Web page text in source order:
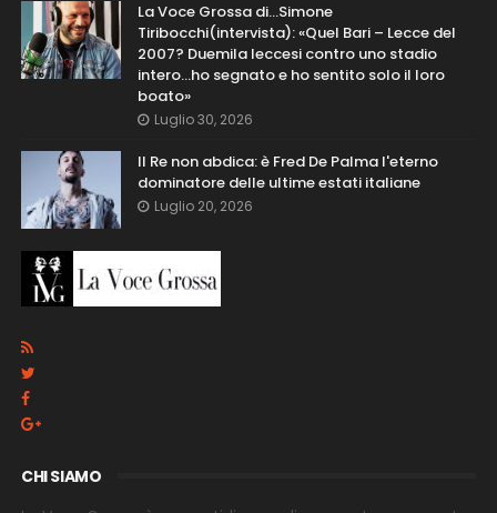
La Voce Grossa di…Simone
Tiribocchi(intervista): «Quel Bari – Lecce del
2007? Duemila leccesi contro uno stadio
intero...ho segnato e ho sentito solo il loro
boato»
Luglio 30, 2026
Il Re non abdica: è Fred De Palma l'eterno
dominatore delle ultime estati italiane
Luglio 20, 2026
CHI SIAMO